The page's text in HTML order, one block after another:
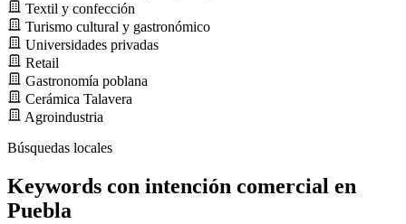
Textil y confección
Turismo cultural y gastronómico
Universidades privadas
Retail
Gastronomía poblana
Cerámica Talavera
Agroindustria
Búsquedas locales
Keywords con intención comercial en
Puebla